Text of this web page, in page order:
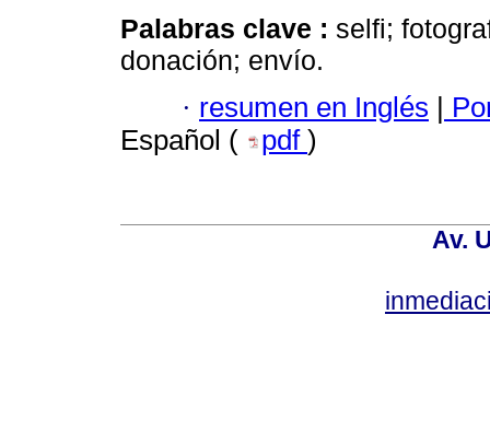
Palabras clave : selfi;
donación; envío.
· resumen en Inglés |
Español (
pdf )
Av.